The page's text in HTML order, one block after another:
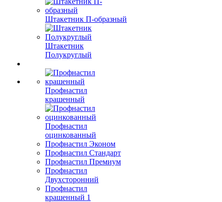
Штакетник П-образный
Штакетник
Полукруглый
Профнастил
крашенный
Профнастил
оцинкованный
Профнастил Эконом
Профнастил Стандарт
Профнастил Премиум
Профнастил
Двухсторонний
Профнастил
крашенный 1